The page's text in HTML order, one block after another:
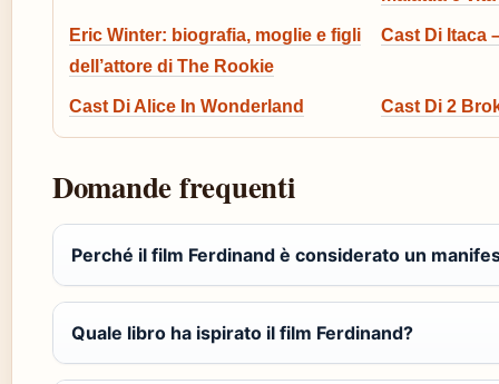
Eric Winter: biografia, moglie e figli
dell’attore di The Rookie
Cast Di Itaca
Cast Di Alice In Wonderland Cast Di 2
Domande frequenti
Perché il film Ferdinand è considerato un
Quale libro ha ispirato il film Ferdinand?